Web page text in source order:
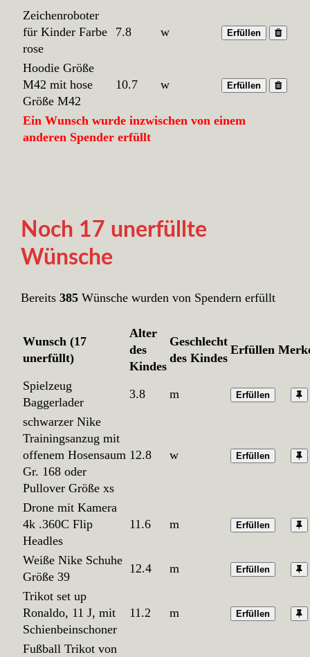
Zeichenroboter
für Kinder Farbe
rose
7.8 w Erfüllen
Hoodie Größe
M42 mit hose
Größe M42
10.7 w Erfüllen
Ein Wunsch wurde inzwischen von einem
anderen Spender erfüllt
Noch 17 unerfüllte
Wünsche
Bereits 385Wünsche wurden von Spendern erfüllt
Wunsch (17
unerfüllt)
Alter
des
Kindes
Geschlecht
des Kindes
Erfüllen
Spielzeug
Baggerlader
3.8 m Erfüllen
schwarzer Nike
Trainingsanzug mit
offenem Hosensaum
Gr. 168 oder
Pullover Größe xs
12.8 w Erfüllen
Drone mit Kamera
4k .360C Flip
Headles
11.6 m Erfüllen
Weiße Nike Schuhe
Größe 39
12.4 m Erfüllen
Trikot set up
Ronaldo, 11 J, mit
Schienbeinschoner
11.2 m Erfüllen
Fußball Trikot von